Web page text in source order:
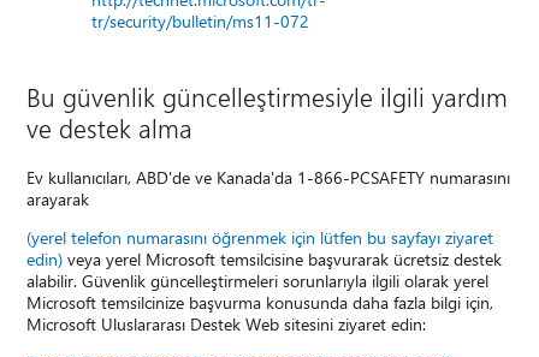
tr/security/bulletin/ms11-072
Bu güvenlik güncelleştirmesiyle ilgili yardım
ve destek alma
Ev kullanıcıları, ABD'de ve Kanada'da 1-866-PCSAFETY numarasını
arayarak
(yerel telefon numarasını öğrenmek için lütfen bu sayfayı ziyaret
edin) veya yerel Microsoft temsilcisine başvurarak ücretsiz destek
alabilir. Güvenlik güncelleştirmeleri sorunlarıyla ilgili olarak yerel
Microsoft temsilcinize başvurma konusunda daha fazla bilgi için,
Microsoft Uluslararası Destek Web sitesini ziyaret edin: